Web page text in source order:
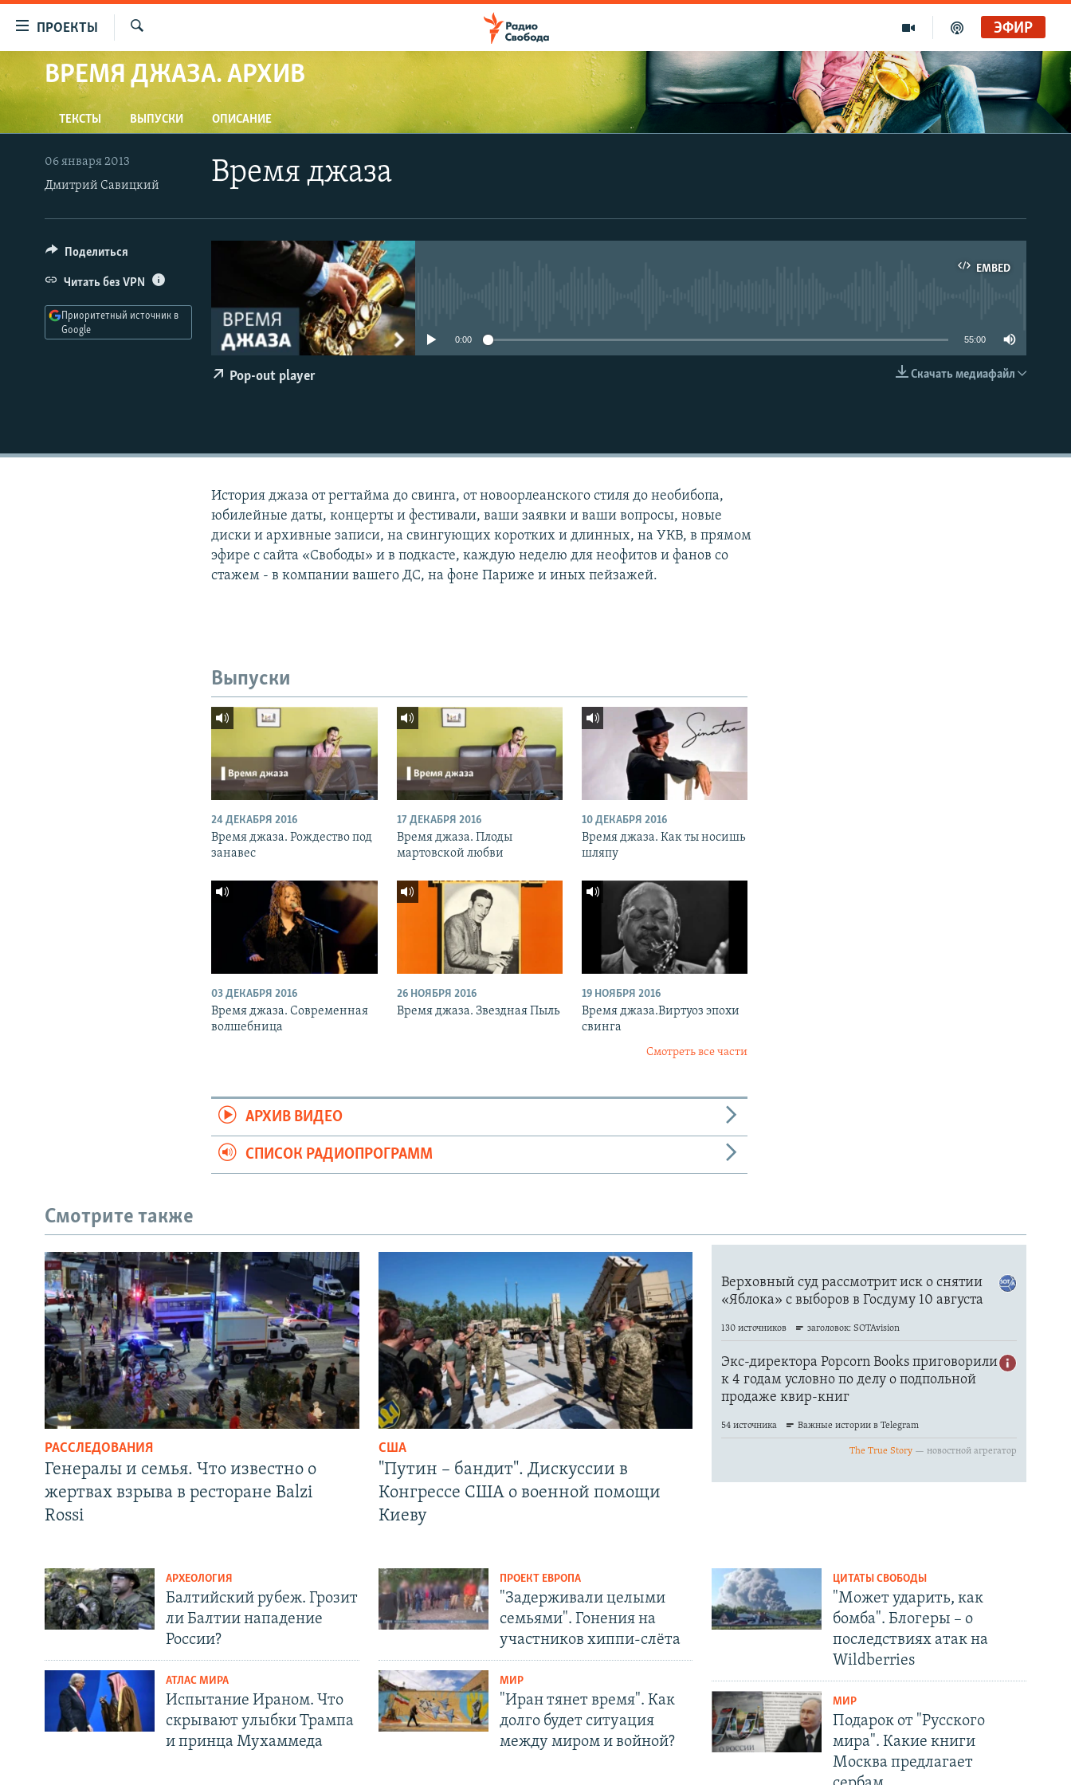
упрощенного
доступа
Вернуться
к
основному
содержанию
навигации
Вернутся
ПРОЕКТЫ
ПРОГРАММЫ
ПОДКАСТЫ
АВТОРСКИЕ ПРОЕКТЫ
ЦИТАТЫ СВОБОДЫ
МНЕНИЯ
КУЛЬТУРА
IDEL.РЕАЛИИ
КАВКАЗ.РЕАЛИИ
СЕВЕР.РЕАЛИИ
СИБИРЬ.РЕАЛИИ
Искать
ЭФИР
ВРЕМЯ ДЖАЗА. АРХИВ
ТЕКСТЫ ВЫПУСКИ ОПИСАНИЕ
Время джаза
06 января 2013
Дмитрий Савицкий
EMBED
EMBED
0:00 55:00
Скачать медиафайл
Pop-out player
Поделиться
Читать без VPN
Приоритетный источник в
Google
История джаза от регтайма до свинга, от новоорлеанского стиля до необибопа,
юбилейные даты, концерты и фестивали, ваши заявки и ваши вопросы, новые
диски и архивные записи, на свингующих коротких и длинных, на УКВ, в прямом
эфире с сайта «Свободы» и в подкасте, каждую неделю для неофитов и фанов со
стажем - в компании вашего ДС, на фоне Париже и иных пейзажей.
Выпуски
24 ДЕКАБРЯ 2016
Время джаза. Рождество под
занавес
17 ДЕКАБРЯ 2016
Время джаза. Плоды
мартовской любви
10 ДЕКАБРЯ 2016
Время джаза. Как ты носишь
шляпу
03 ДЕКАБРЯ 2016
Время джаза. Современная
волшебница
26 НОЯБРЯ 2016
Время джаза. Звездная Пыль
19 НОЯБРЯ 2016
Время джаза.Виртуоз эпохи
свинга
Смотреть все части
АРХИВ ВИДЕО
СПИСОК РАДИОПРОГРАММ
Смотрите также
РАССЛЕДОВАНИЯ
Генералы и семья. Что известно о
жертвах взрыва в ресторане Balzi
Rossi
США
"Путин – бандит". Дискуссии в
Конгрессе США о военной помощи
Киеву
АРХЕОЛОГИЯ
Балтийский рубеж. Грозит
ли Балтии нападение
России?
АТЛАС МИРА
Испытание Ираном. Что
скрывают улыбки Трампа
и принца Мухаммеда
ПРОЕКТ ЕВРОПА
"Задерживали целыми
семьями". Гонения на
участников хиппи-слёта
МИР
"Иран тянет время". Как
долго будет ситуация
между миром и войной?
ЦИТАТЫ СВОБОДЫ
"Может ударить, как
бомба". Блогеры – о
последствиях атак на
Wildberries
МИР
Подарок от "Русского
мира". Какие книги
Москва предлагает